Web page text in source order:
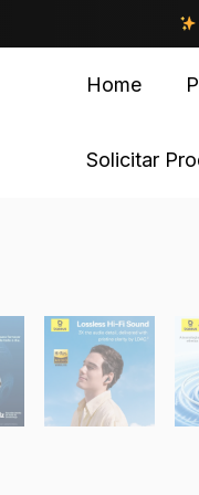
Home
Solicitar